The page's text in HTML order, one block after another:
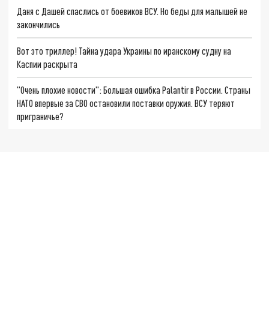
Даня с Дашей спаслись от боевиков ВСУ. Но беды для малышей не
закончились
Вот это триллер! Тайна удара Украины по иранскому судну на
Каспии раскрыта
"Очень плохие новости": Большая ошибка Palantir в России. Страны
НАТО впервые за СВО остановили поставки оружия. ВСУ теряют
приграничье?